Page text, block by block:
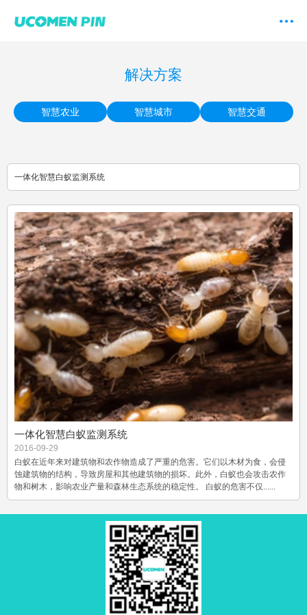
解决方案
智慧农业 智慧城市 智慧交通
一体化智慧白蚁监测系统
一体化智慧白蚁监测系统
2016-09-29
白蚁在近年来对建筑物和农作物造成了严重的危害。它们以木材为食，会侵
蚀建筑物的结构，导致房屋和其他建筑物的损坏。此外，白蚁也会攻击农作
物和树木，影响农业产量和森林生态系统的稳定性。 白蚁的危害不仅......